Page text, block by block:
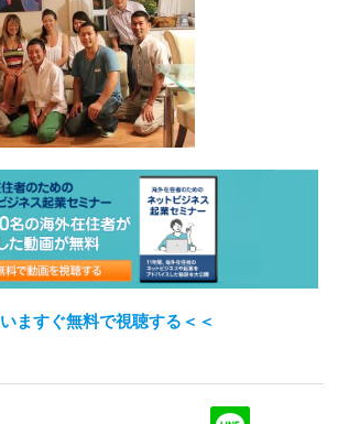
ますぐ無料で視聴する＜＜